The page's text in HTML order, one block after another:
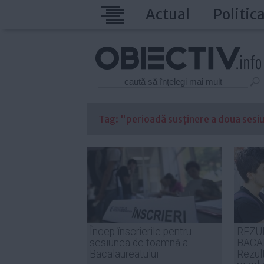
Actual
Tag: "perioadă susținere a doua
Încep înscrierile pentru
sesiunea de toamnă a
Bacalaureatului